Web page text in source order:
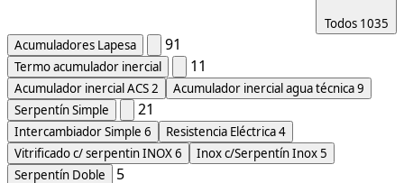
Todos 1035
Acumuladores Lapesa
91
Termo acumulador inercial 11
Acumulador inercial ACS2 Acumulador inercial agua técnica9
Serpentín Simple
21
Intercambiador Simple 6 Resistencia Eléctrica4
Vitrificado c/ serpentin INOX6 Inox c/Serpentín Inox5
Serpentín Doble
5